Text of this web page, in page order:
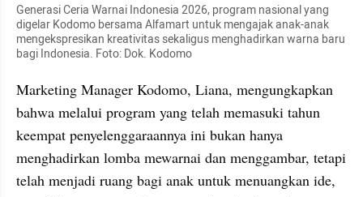
Generasi Ceria Warnai Indonesia 2026, program nasional yang
digelar Kodomo bersama Alfamart untuk mengajak anak-anak
mengekspresikan kreativitas sekaligus menghadirkan warna baru
bagi Indonesia. Foto: Dok. Kodomo
Marketing Manager Kodomo, Liana, mengungkapkan
bahwa melalui program yang telah memasuki tahun
keempat penyelenggaraannya ini bukan hanya
menghadirkan lomba mewarnai dan menggambar, tetapi
telah menjadi ruang bagi anak untuk menuangkan ide,